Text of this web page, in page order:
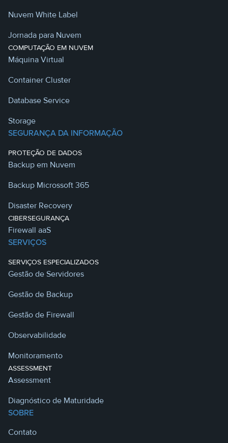
Nuvem White Label
Jornada para Nuvem
COMPUTAÇÃO EM NUVEM
Máquina Virtual
Container Cluster
Database Service
Storage
SEGURANÇA DA INFORMAÇÃO
PROTEÇÃO DE DADOS
Backup em Nuvem
Backup Microssoft 365
Disaster Recovery
CIBERSEGURANÇA
Firewall aaS
SERVIÇOS
SERVIÇOS ESPECIALIZADOS
Gestão de Servidores
Gestão de Backup
Gestão de Firewall
Observabilidade
Monitoramento
ASSESSMENT
Assessment
Diagnóstico de Maturidade
SOBRE
Contato